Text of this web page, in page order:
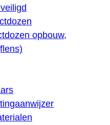
opbouw,